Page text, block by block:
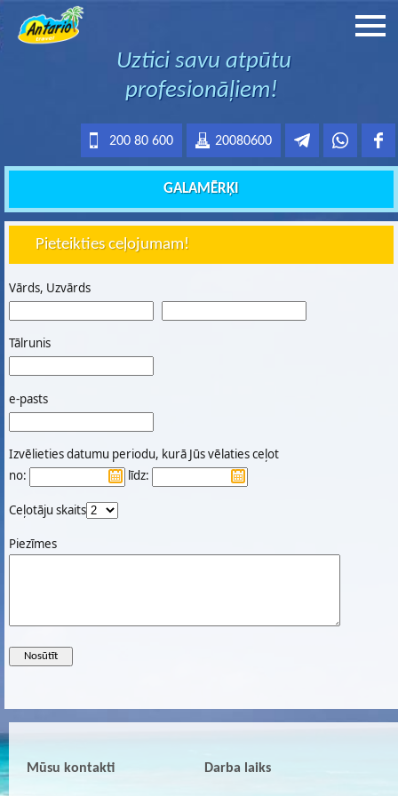
Uztici savu atpūtu
profesionāļiem!
20080600
200 80 600
GALAMĒRĶI
Pieteikties ceļojumam!
Vārds, Uzvārds
Tālrunis
e-pasts
Izvēlieties datumu periodu, kurā Jūs vēlaties ceļot
no:
līdz:
Ceļotāju skaits
Piezīmes
Mūsu kontakti Darba laiks